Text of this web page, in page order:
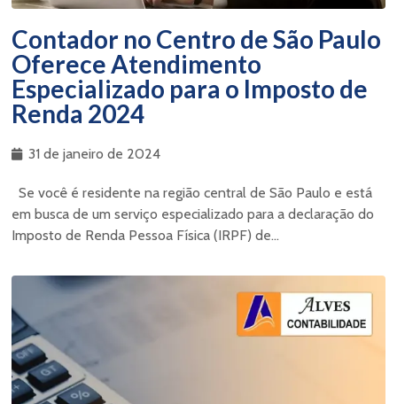
Contador no Centro de São Paulo
Oferece Atendimento
Especializado para o Imposto de
Renda 2024
31 de janeiro de 2024
Se você é residente na região central de São Paulo e está
em busca de um serviço especializado para a declaração do
Imposto de Renda Pessoa Física (IRPF) de...